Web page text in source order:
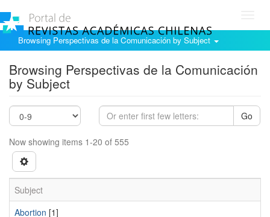
Browsing Perspectivas de la Comunicación by Subject
Browsing Perspectivas de la Comunicación
by Subject
Go
Now showing items 1-20 of 555
Subject
Abortion [1]